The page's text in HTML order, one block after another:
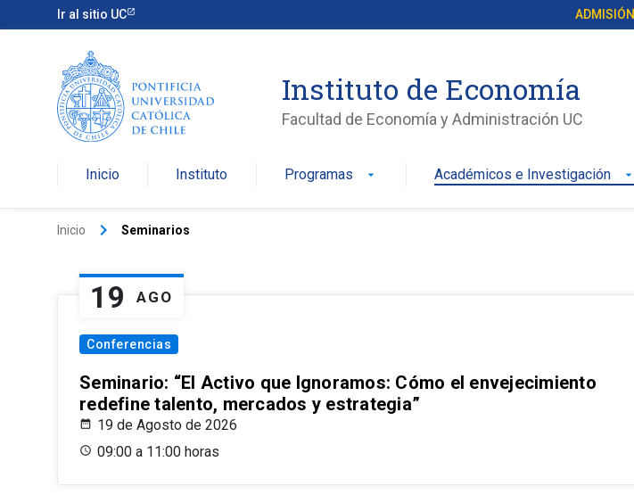
Ir al sitio UC ADMISIÓN
Instituto de Economía
Facultad de Economía y Administración UC
Inicio Instituto Programas arrow_drop_down Académicos e Investigación arrow_drop_down
Inicio keyboard_arrow_right Seminarios
19 AGO
Conferencias
Seminario: “El Activo que Ignoramos: Cómo el envejecimiento
redefine talento, mercados y estrategia”
19 de Agosto de 2026
09:00 a 11:00 horas